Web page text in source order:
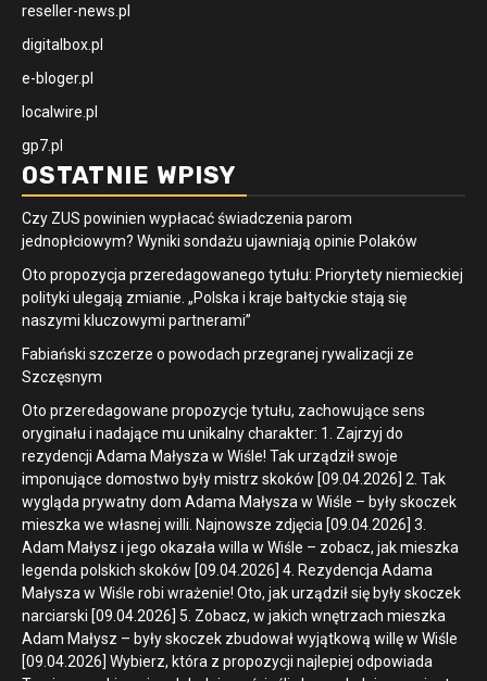
reseller-news.pl
digitalbox.pl
e-bloger.pl
localwire.pl
gp7.pl
OSTATNIE WPISY
Czy ZUS powinien wypłacać świadczenia parom
jednopłciowym? Wyniki sondażu ujawniają opinie Polaków
Oto propozycja przeredagowanego tytułu: Priorytety niemieckiej
polityki ulegają zmianie. „Polska i kraje bałtyckie stają się
naszymi kluczowymi partnerami”
Fabiański szczerze o powodach przegranej rywalizacji ze
Szczęsnym
Oto przeredagowane propozycje tytułu, zachowujące sens
oryginału i nadające mu unikalny charakter: 1. Zajrzyj do
rezydencji Adama Małysza w Wiśle! Tak urządził swoje
imponujące domostwo były mistrz skoków [09.04.2026] 2. Tak
wygląda prywatny dom Adama Małysza w Wiśle – były skoczek
mieszka we własnej willi. Najnowsze zdjęcia [09.04.2026] 3.
Adam Małysz i jego okazała willa w Wiśle – zobacz, jak mieszka
legenda polskich skoków [09.04.2026] 4. Rezydencja Adama
Małysza w Wiśle robi wrażenie! Oto, jak urządził się były skoczek
narciarski [09.04.2026] 5. Zobacz, w jakich wnętrzach mieszka
Adam Małysz – były skoczek zbudował wyjątkową willę w Wiśle
[09.04.2026] Wybierz, która z propozycji najlepiej odpowiada